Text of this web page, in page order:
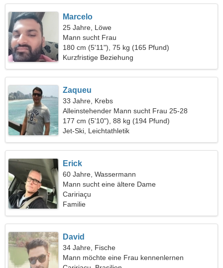
Marcelo
25 Jahre, Löwe
Mann sucht Frau
180 cm (5'11"), 75 kg (165 Pfund)
Kurzfristige Beziehung
Zaqueu
33 Jahre, Krebs
Alleinstehender Mann sucht Frau 25-28
177 cm (5'10"), 88 kg (194 Pfund)
Jet-Ski, Leichtathletik
Erick
60 Jahre, Wassermann
Mann sucht eine ältere Dame
Caririaçu
Familie
David
34 Jahre, Fische
Mann möchte eine Frau kennenlernen